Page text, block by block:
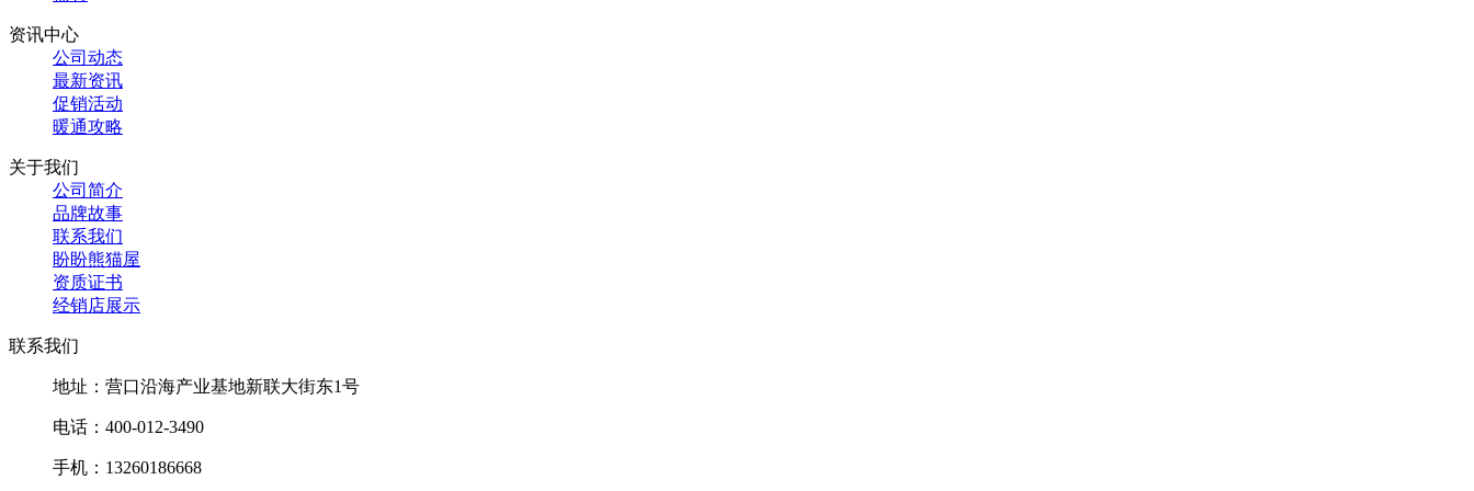
资讯中心
公司动态
最新资讯
促销活动
暖通攻略
关于我们
公司简介
品牌故事
联系我们
盼盼熊猫屋
资质证书
经销店展示
联系我们
地址：营口沿海产业基地新联大街东1号
电话：400-012-3490
手机：13260186668